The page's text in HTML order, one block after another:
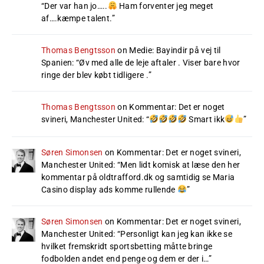
“Der var han jo…..
Ham forventer jeg meget
af….kæmpe talent.”
Thomas Bengtsson on Medie: Bayindir på vej til
Spanien: “Øv med alle de leje aftaler . Viser bare hvor
ringe der blev købt tidligere .”
Thomas Bengtsson on Kommentar: Det er noget
svineri, Manchester United: “ Smart ikk ”
Søren Simonsen on Kommentar: Det er noget svineri,
Manchester United: “Men lidt komisk at læse den her
kommentar på oldtrafford.dk og samtidig se Maria
Casino display ads komme rullende
”
Søren Simonsen on Kommentar: Det er noget svineri,
Manchester United: “Personligt kan jeg kan ikke se
hvilket fremskridt sportsbetting måtte bringe
fodbolden andet end penge og dem er der i…”